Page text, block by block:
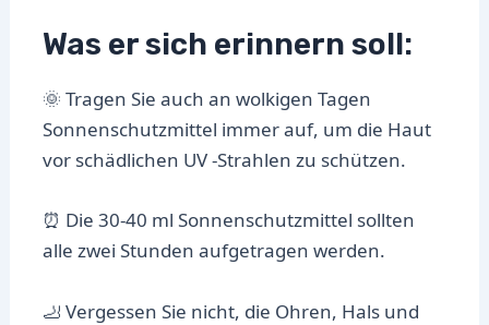
Was er sich erinnern soll:
🌞 Tragen Sie auch an wolkigen Tagen
Sonnenschutzmittel immer auf, um die Haut
vor schädlichen UV -Strahlen zu schützen.
⏰ Die 30-40 ml Sonnenschutzmittel sollten
alle zwei Stunden aufgetragen werden.
🦶 Vergessen Sie nicht, die Ohren, Hals und